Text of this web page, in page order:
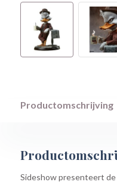
Productomschrijving
Sideshow presenteert de